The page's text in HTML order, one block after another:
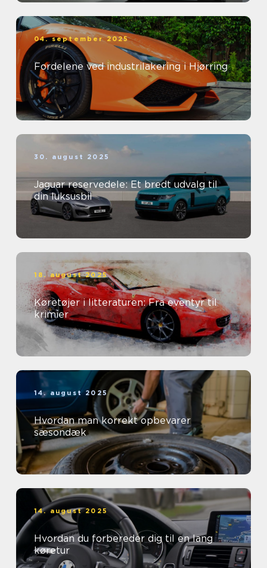
04. september 2025
Fordelene ved industrilakering i Hjørring
30. august 2025
Jaguar reservedele: Et bredt udvalg til
din luksusbil
18. august 2025
Køretøjer i litteraturen: Fra eventyr til
krimier
14. august 2025
Hvordan man korrekt opbevarer
sæsondæk
14. august 2025
Hvordan du forbereder dig til en lang
køretur